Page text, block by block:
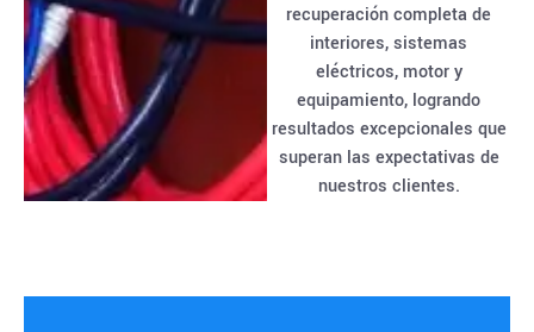
recuperación completa de
interiores, sistemas
eléctricos, motor y
equipamiento, logrando
resultados excepcionales que
superan las expectativas de
nuestros clientes.